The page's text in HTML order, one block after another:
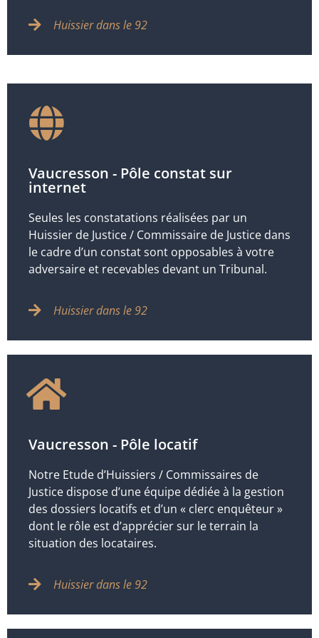
Huissier dans le 92
Vaucresson - Pôle constat sur
internet
Seules les constatations réalisées par un
Huissier de Justice / Commissaire de Justice dans
le cadre d’un constat sont opposables à votre
adversaire et recevables devant un Tribunal.
Huissier dans le 92
Vaucresson - Pôle locatif
Notre Etude d’Huissiers / Commissaires de
Justice dispose d’une équipe dédiée à la gestion
des dossiers locatifs et d’un « clerc enquêteur »
dont le rôle est d’apprécier sur le terrain la
situation des locataires.
Huissier dans le 92